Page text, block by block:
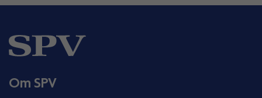
Om SPV